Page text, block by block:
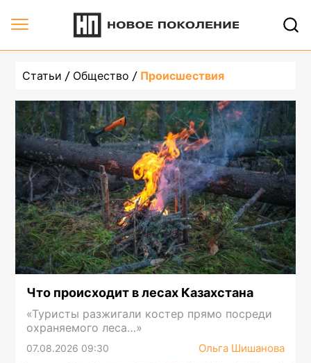
Статьи Общество Происшествия
Что происходит в лесах Казахстана
«Туристы разжигали костер прямо посреди
охраняемого леса…»
07.08.2026 09:30 Ольга Шишанова